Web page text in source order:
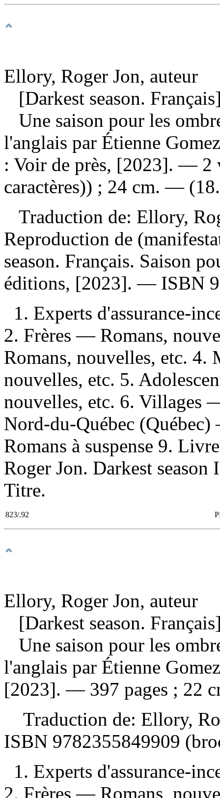
Ellory, Roger Jon, auteur
[Darkest season.
Une saison pour les
l'anglais par Étienne
: Voir de près, [2023]. — 2
caractères)) ; 24 cm. —
Traduction de: Ellory,
Reproduction de
season. Français. Saison
éditions, [2023]. — ISBN
1. Experts d'assurance-
2. Frères — Romans,
Romans, nouvelles, etc. 4.
nouvelles, etc. 5.
nouvelles, etc. 6. Villages
Nord-du-Québec
Romans à suspense 9.
Roger Jon. Darkest
Titre.
823/.92
Ellory, Roger Jon, auteur
[Darkest season.
Une saison pour les
l'anglais par Étienne
[2023]. — 397 pages ; 22
Traduction de: Ellory,
ISBN 9782355849909
1. Experts d'assurance-
2. Frères — Romans,